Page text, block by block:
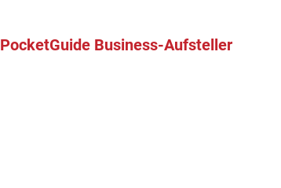
PocketGuide Business-Aufsteller